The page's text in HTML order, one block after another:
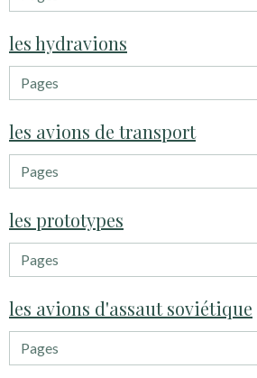
les hydravions
les avions de transport
les prototypes
les avions d'assaut soviétique